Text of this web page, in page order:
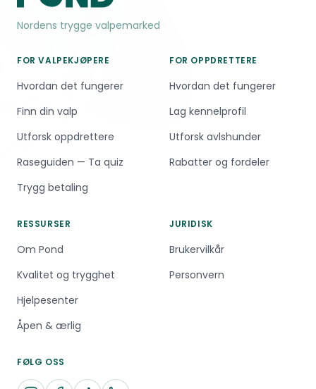
Nordens trygge valpemarked
FOR VALPEKJØPERE
Hvordan det fungerer
Finn din valp
Utforsk oppdrettere
Raseguiden — Ta quiz
Trygg betaling
FOR OPPDRETTERE
Hvordan det fungerer
Lag kennelprofil
Utforsk avlshunder
Rabatter og fordeler
RESSURSER
Om Pond
Kvalitet og trygghet
Hjelpesenter
Åpen & ærlig
JURIDISK
Brukervilkår
Personvern
FØLG OSS